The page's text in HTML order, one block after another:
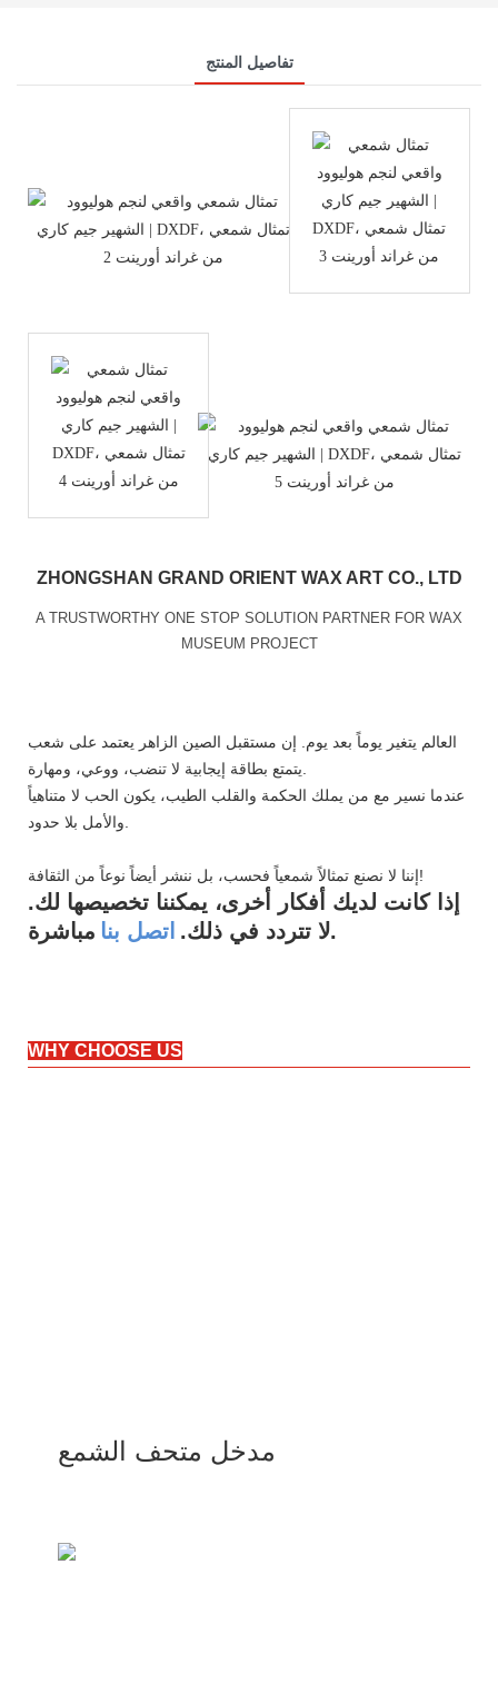
تفاصيل المنتج
ZHONGSHAN GRAND ORIENT WAX ART CO., LTD
A TRUSTWORTHY ONE STOP SOLUTION PARTNER FOR WAX
MUSEUM PROJECT
العالم يتغير يوماً بعد يوم. إن مستقبل الصين الزاهر يعتمد على شعب
عندما نسير مع من يملك الحكمة والقلب الطيب، يكون الحب لا متناهياً
إننا لا نصنع تمثالاً شمعياً فحسب، بل ننشر أيضاً نوعاً من الثقافة!
إذا كانت لديك أفكار أخرى، يمكننا تخصيصها لك.
لا تتردد في ذلك. اتصل بنا مباشرة.
WHY CHOOSE US
مدخل متحف الشمع